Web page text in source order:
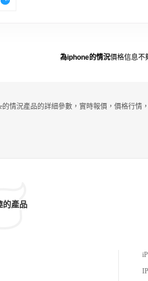
為iphone的情況價格信息不
的情況產品的詳細參數，實時報價，價格行情
的產品